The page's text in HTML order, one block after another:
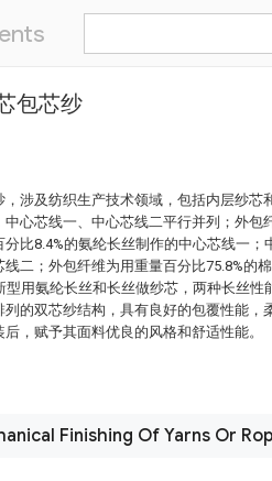
包芯纱
涉及纺织生产技术领域，包括内层纱芯
心芯线一、中心芯线二平行并列；外包
比8.4%的氨纶长丝制作的中心芯线一；
二；外包纤维为用重量百分比75.8%的
型用氨纶长丝和长丝做纱芯，两种长丝
的双芯纱结构，具有良好的包覆性能，
，赋予其面料优良的风格和舒适性能。
Finishing Of Yarns Or